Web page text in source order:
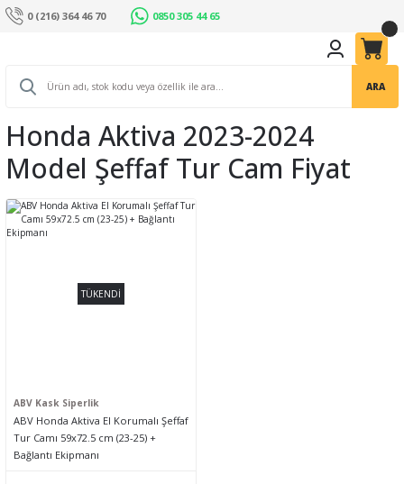
0 (216) 364 46 70 0850 305 44 65
ARA
Honda Aktiva 2023-2024
Model Şeffaf Tur Cam Fiyat
TÜKENDİ
ABV Kask Siperlik
ABV Honda Aktiva El Korumalı Şeffaf
Tur Camı 59x72.5 cm (23-25) +
Bağlantı Ekipmanı